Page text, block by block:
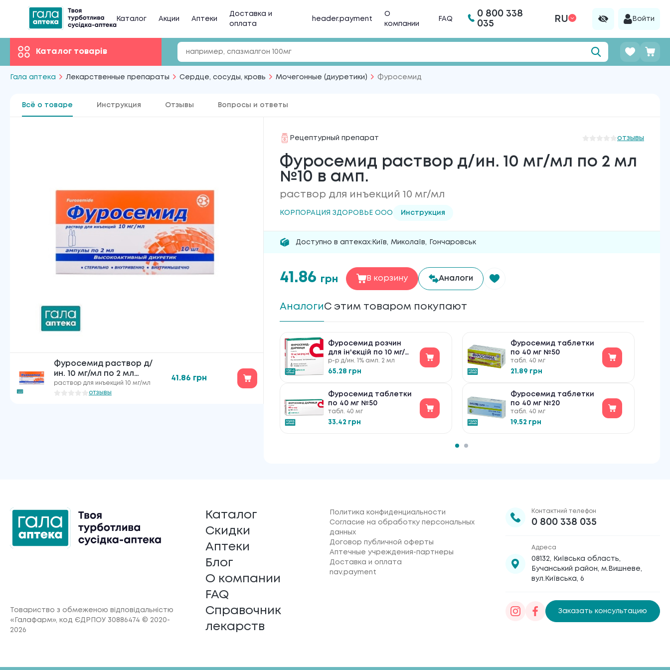
Каталог Акции Аптеки
Доставка и
оплата
header.payment
О
компании
FAQ
0 800 338
035
RU Войти
Каталог товарів
Гала аптека Лекарственные препараты Сердце, сосуды, кровь Мочегонные (диуретики) Фуросемид
Всё о товаре Инструкция Отзывы Вопросы и ответы
Фуросемид раствор д/
ин. 10 мг/мл по 2 мл
№10 в амп.
раствор для инъекций 10 мг/мл
отзывы
41.86 грн
Рецептурный препарат отзывы
Фуросемид раствор д/ин. 10 мг/мл по 2 мл
№10 в амп.
раствор для инъекций 10 мг/мл
КОРПОРАЦИЯ ЗДОРОВЬЕ ООО Инструкция
Доступно в аптеках: Київ, Миколаїв, Гончаровськ
41.86 грн В корзину Аналоги
АналогиС этим товаром покупают
Фуросемид розчин
для ін'єкцій по 10 мг/
мл №10
р-р д/ин. 1% амп. 2 мл
65.28 грн
Фуросемид таблетки
по 40 мг №50
табл. 40 мг
33.42 грн
Фуросемид таблетки
по 40 мг №50
табл. 40 мг
21.89 грн
Фуросемид таблетки
по 40 мг №20
табл. 40 мг
19.52 грн
Товариство з обмеженою відповідальністю
«Галафарм», код ЄДРПОУ 30886474 © 2020-
2026
Каталог
Скидки
Аптеки
Блог
О компании
FAQ
Справочник
лекарств
Политика конфиденциальности
Согласие на обработку персональных
данных
Договор публичной оферты
Аптечные учреждения-партнеры
Доставка и оплата
nav.payment
Контактний телефон
0 800 338 035
Адреса
08132, Київська область,
Бучанський район, м.Вишневе,
вул.Київська, 6
Заказать консультацию